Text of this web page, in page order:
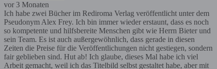
vor 3 Monaten
Ich habe zwei Bücher im Rediroma Verlag veröffentlicht unter dem
Pseudonym Alex Frey. Ich bin immer wieder erstaunt, dass es noch
so kompetente und hilfsbereite Menschen gibt wie Herrn Bieter und
sein Team. Es ist auch außergewöhnlich, dass gerade in diesen
Zeiten die Preise für die Veröffentlichungen nicht gestiegen, sondern
fair geblieben sind. Hut ab! Ich glaube, dieses Mal habe ich viel
Arbeit gemacht, weil ich das Titelbild selbst gestaltet habe, aber mit